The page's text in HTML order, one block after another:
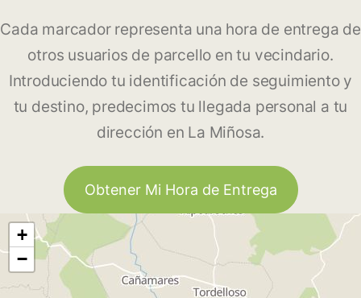
Cada marcador representa una hora de entrega de
otros usuarios de parcello en tu vecindario.
Introduciendo tu identificación de seguimiento y
tu destino, predecimos tu llegada personal a tu
dirección en La Miñosa.
Obtener Mi Hora de Entrega
+
−